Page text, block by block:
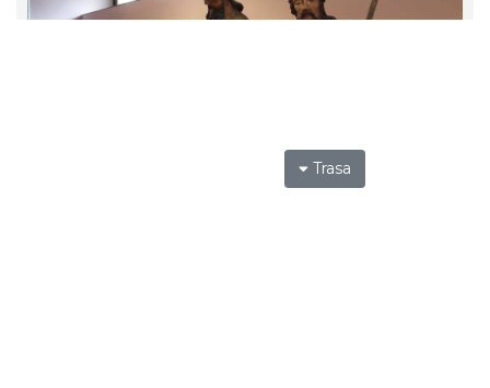
Trasa